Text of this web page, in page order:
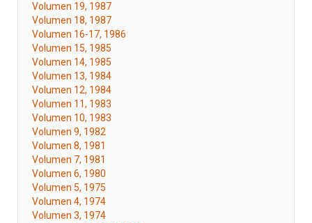
Volumen 19, 1987
Volumen 18, 1987
Volumen 16-17, 1986
Volumen 15, 1985
Volumen 14, 1985
Volumen 13, 1984
Volumen 12, 1984
Volumen 11, 1983
Volumen 10, 1983
Volumen 9, 1982
Volumen 8, 1981
Volumen 7, 1981
Volumen 6, 1980
Volumen 5, 1975
Volumen 4, 1974
Volumen 3, 1974